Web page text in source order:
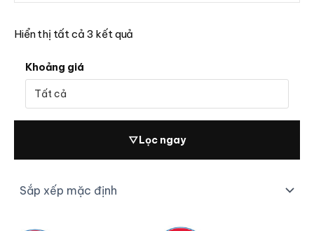
Hiển thị tất cả 3 kết quả
Khoảng giá
▽Lọc ngay